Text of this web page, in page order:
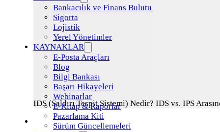
Bankacılık ve Finans Bulutu
Sigorta
Lojistik
Yerel Yönetimler
KAYNAKLAR
E-Posta Araçları
Blog
Bilgi Bankası
Başarı Hikayeleri
Webinarlar
E-Kitap & Raporlar
Pazarlama Kiti
Sürüm Güncellemeleri
IDS (Saldırı Tespit Sistemi) Nedir? IDS vs. IPS